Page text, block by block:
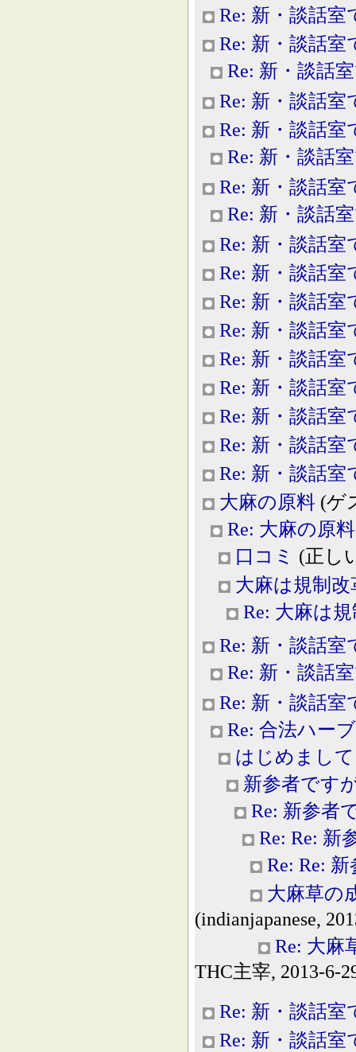
Re: 新・談話室
Re: 新・談話室
Re: 新・談話
Re: 新・談話室
Re: 新・談話室
Re: 新・談話
Re: 新・談話室
Re: 新・談話
Re: 新・談話室
Re: 新・談話室
Re: 新・談話室
Re: 新・談話室
Re: 新・談話室
Re: 新・談話室
Re: 新・談話室
Re: 新・談話室
Re: 新・談話室
大麻の原料 (ゲ
Re: 大麻の原料
口コミ (正し
大麻は規制
Re: 大麻は
Re: 新・談話室
Re: 新・談話
Re: 新・談話室
Re: 合法ハー
はじめまし
新参者です
Re: 新参者
Re: Re: 新
Re: Re:
大麻草の
(indianjapanese,
Re: 大麻
THC主宰, 2013-6-
Re: 新・談話室
Re: 新・談話室